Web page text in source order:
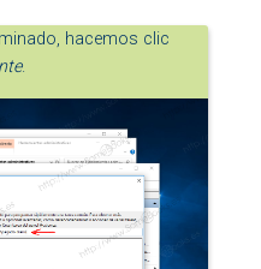
hacemos clic
.